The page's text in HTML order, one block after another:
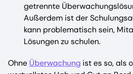
getrennte
Außerdem ist der
kann problematisch sein,
Lösungen zu schulen.
Ohne Überwachung ist es so, als